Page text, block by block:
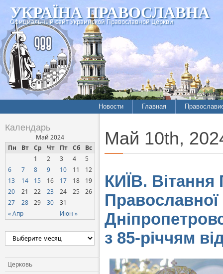
УКРАЇНА ПРАВОСЛАВНА
Официальный сайт Украинской Православной Церкви
Новости Главная
Календарь
Май 2024
Пн
Вт Ср Чт Пт Сб Вс
« Апр Июн »
1 2 3 4
5
6
7 8 9 10 11
12
13
14 15 16 17 18
19
20
21 22 23 24 25
26
27
28 29 30 31
Церковь
Май 10th,
КИЇВ. Вітання
з 85-річчям